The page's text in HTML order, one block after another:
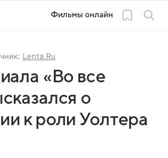
Фильмы онлайн
Lenta.Ru
«Во все
о
к роли Уолтера